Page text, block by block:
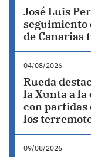
José Luis
seguimiento
de Canarias
04/08/2026
Rueda
la Xunta a la
con partidas
los
09/08/2026